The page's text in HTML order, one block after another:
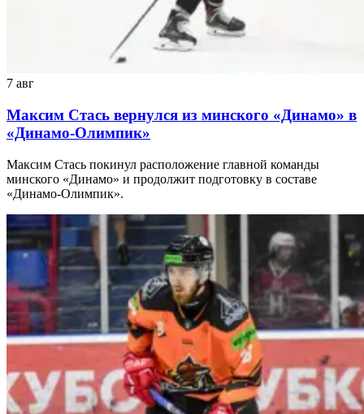
7 авг
Максим Стась вернулся из минского «Динамо» в
«Динамо-Олимпик»
Максим Стась покинул расположение главной команды
минского «Динамо» и продолжит подготовку в составе
«Динамо-Олимпик».